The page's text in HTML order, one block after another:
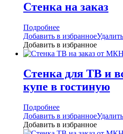
Стенка на заказ
Подробнее
Добавить в избранное
Добавить в избранное
Стенка для ТВ и
купе в гостиную
Подробнее
Добавить в избранное
Добавить в избранное